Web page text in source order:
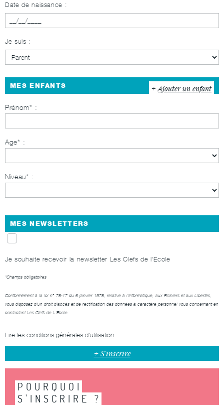
Date de naissance :
Je suis :
MES ENFANTS Ajouter un enfant
Prénom
Age
Niveau
MES NEWSLETTERS
Je souhaite recevoir la newsletter Les Clefs de l'Ecole
*Champs obligatoires
Conformément à la loi n° 78-17 du 6 janvier 1978, relative à l'Informatique, aux Fichiers et aux Libertés,
vous disposez d'un droit d'accès et de rectification des données à caractère personnel vous concernant en
contactantLes Clefs de L’Ecole
Lire les conditions générales d'utilisation
POURQUOI
S'INSCRIRE ?